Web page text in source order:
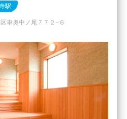
駅
車奥中ノ尾７７２−６